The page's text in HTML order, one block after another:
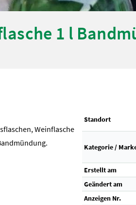
1 l
Weinflasche
Standort
Kategorie /
Erstellt am
Geändert am
Anzeigen Nr.